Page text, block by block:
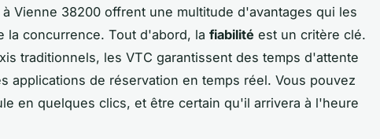
Vienne 38200 offrent une multitude d'avantages qui les
la concurrence. Tout d'abord, la fiabilité est un critère clé.
traditionnels, les VTC garantissent des temps d'attente
applications de réservation en temps réel. Vous pouvez
en quelques clics, et être certain qu'il arrivera à l'heure